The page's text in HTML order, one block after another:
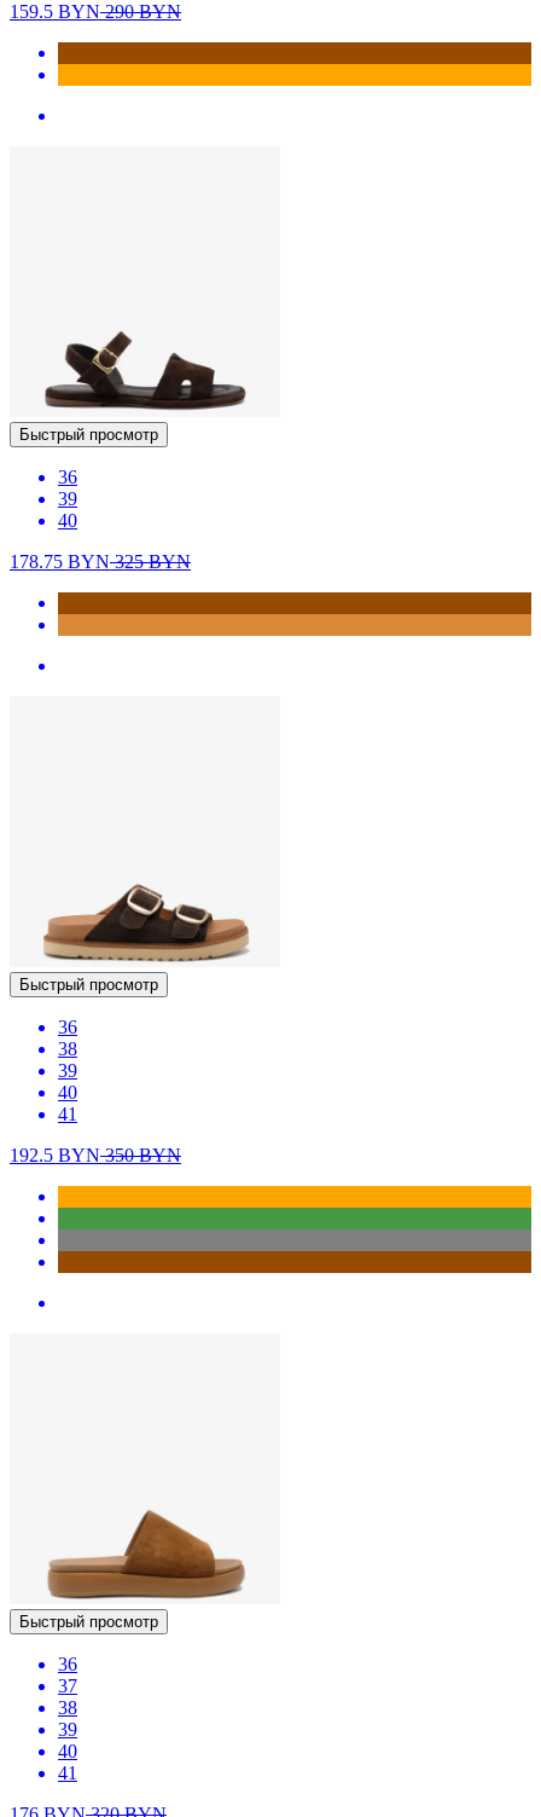
159.5 BYN290BYN
Быстрый просмотр
36
39
40
178.75 BYN325BYN
Быстрый просмотр
36
38
39
40
41
192.5 BYN350BYN
Быстрый просмотр
36
37
38
39
40
41